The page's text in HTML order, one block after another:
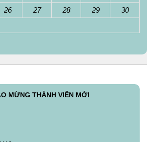
26 27 28 29
30
MỪNG THÀNH VIÊN MỚI